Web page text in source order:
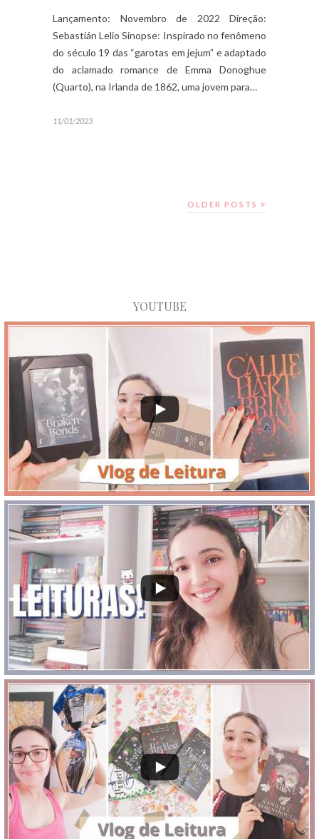
Lançamento: Novembro de 2022 Direção:
Sebastián Lelio Sinopse: Inspirado no fenômeno
do século 19 das “garotas em jejum” e adaptado
do aclamado romance de Emma Donoghue
(Quarto), na Irlanda de 1862, uma jovem para…
11/01/2023
OLDER POSTS
YOUTUBE